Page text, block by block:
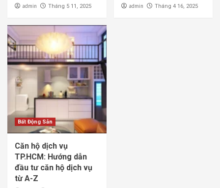
admin Tháng 5 11, 2025 admin Tháng 4 16, 2025
Bất Động Sản
Căn hộ dịch vụ
TP.HCM: Hướng dẫn
đầu tư căn hộ dịch vụ
từ A-Z